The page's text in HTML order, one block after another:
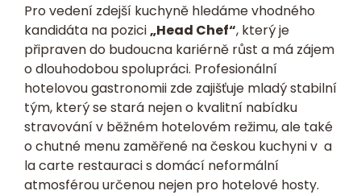
Pro vedení zdejší kuchyně hledáme vhodného
kandidáta na pozici„Head Chef“, který je
připraven do budoucna kariérně růst a má zájem
o dlouhodobou spolupráci. Profesionální
hotelovou gastronomii zde zajišťuje mladý stabilní
tým, který se stará nejen o kvalitní nabídku
stravování v běžném hotelovém režimu, ale také
o chutné menu zaměřené na českou kuchyni v a
la carte restauraci s domácí neformální
atmosférou určenou nejen pro hotelové hosty.